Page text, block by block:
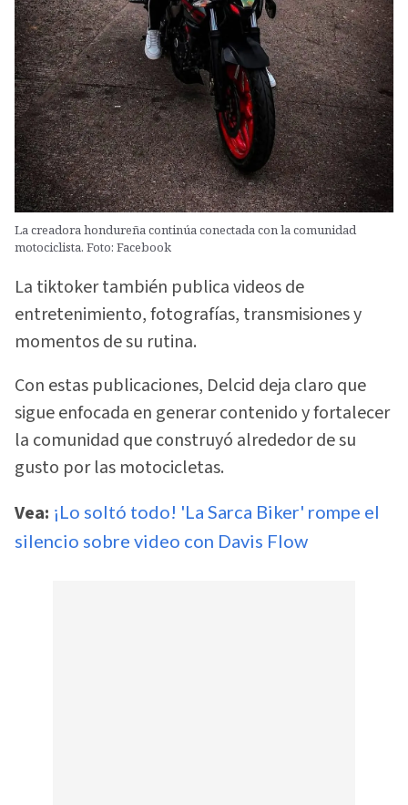
La creadora hondureña continúa conectada con la comunidad
motociclista. Foto: Facebook
La tiktoker también publica videos de
entretenimiento, fotografías, transmisiones y
momentos de su rutina.
Con estas publicaciones, Delcid deja claro que
sigue enfocada en generar contenido y fortalecer
la comunidad que construyó alrededor de su
gusto por las motocicletas.
Vea: ¡Lo soltó todo! 'La Sarca Biker' rompe el
silencio sobre video con Davis Flow